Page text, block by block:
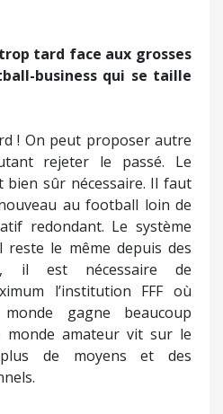
tard face aux grosses
business qui se taille
! On peut proposer autre
rejeter le passé. Le
bien sûr nécessaire. Il faut
au football loin de
redondant. Le système
le même depuis des
il est nécessaire de
l’institution FFF où
gagne beaucoup
monde amateur vit sur le
de moyens et des